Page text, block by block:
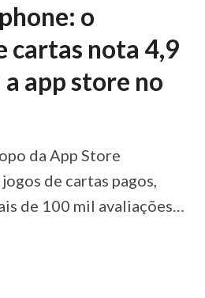
cartas nota 4,9
app store no
da App Store
de cartas pagos,
de 100 mil avaliações